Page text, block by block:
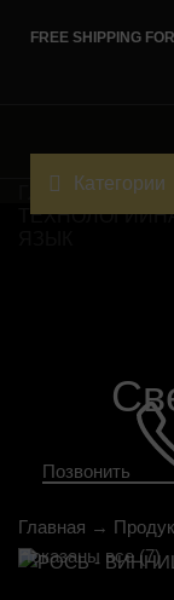
FREE SHIPPING
Категории
Позвонить
ГЛАВНАЯО НАС
ТЕХНОЛОГИИ
Главная →
Показаны все (7)